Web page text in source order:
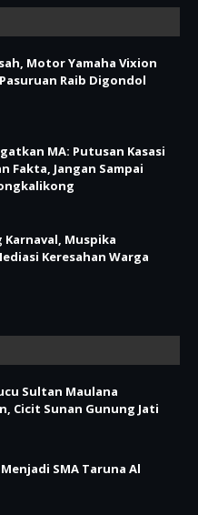
Motor Yamaha Vixion
Raib Digondol
MA: Putusan Kasasi
Fakta, Jangan Sampai
Karnaval, Muspika
Keresahan Warga
Sultan Maulana
Cicit Sunan Gunung Jati
SMA Taruna Al